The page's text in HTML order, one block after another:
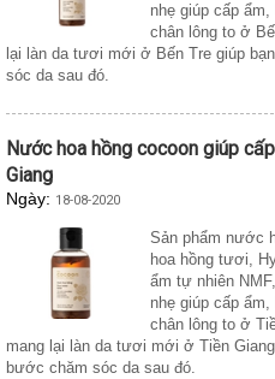
nhẹ giúp cấp
chân lông to ở
lại làn da tươi mới ở Bến Tre giúp
sóc da sau đó.
Nước hoa hồng cocoon giúp
Giang
Ngày: 18-08-2020
Sản phẩm nước
hoa hồng tươi,
ẩm tự nhiên
nhẹ giúp cấp
chân lông to ở
mang lại làn da tươi mới ở Tiền
bước chăm sóc da sau đó.